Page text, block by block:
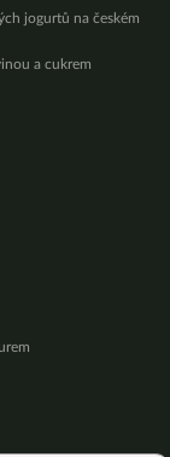
jogurtů na českém
a cukrem